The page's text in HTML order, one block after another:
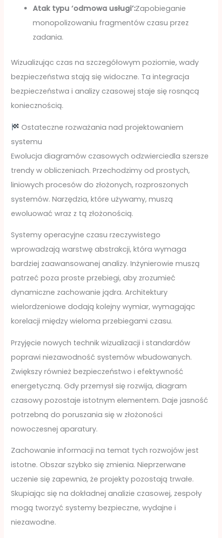
Atak typu ‘odmowa usługi’:Zapobieganie
monopolizowaniu fragmentów czasu przez
zadania.
Wizualizując czas na szczegółowym poziomie, wady
bezpieczeństwa stają się widoczne. Ta integracja
bezpieczeństwa i analizy czasowej staje się rosnącą
koniecznością.
Ostateczne rozważania nad projektowaniem
systemu
Ewolucja diagramów czasowych odzwierciedla szersze
trendy w obliczeniach. Przechodzimy od prostych,
liniowych procesów do złożonych, rozproszonych
systemów. Narzędzia, które używamy, muszą
ewoluować wraz z tą złożonością.
Systemy operacyjne czasu rzeczywistego
wprowadzają warstwę abstrakcji, która wymaga
bardziej zaawansowanej analizy. Inżynierowie muszą
patrzeć poza proste przebiegi, aby zrozumieć
dynamiczne zachowanie jądra. Architektury
wielordzeniowe dodają kolejny wymiar, wymagając
korelacji między wieloma przebiegami czasu.
Przyjęcie nowych technik wizualizacji i standardów
poprawi niezawodność systemów wbudowanych.
Zwiększy również bezpieczeństwo i efektywność
energetyczną. Gdy przemysł się rozwija, diagram
czasowy pozostaje istotnym elementem. Daje jasność
potrzebną do poruszania się w złożoności
nowoczesnej aparatury.
Zachowanie informacji na temat tych rozwojów jest
istotne. Obszar szybko się zmienia. Nieprzerwane
uczenie się zapewnia, że projekty pozostają trwałe.
Skupiając się na dokładnej analizie czasowej, zespoły
mogą tworzyć systemy bezpieczne, wydajne i
niezawodne.